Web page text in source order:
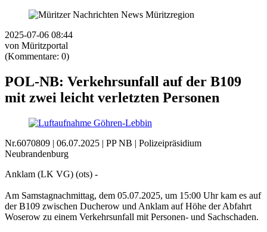
2025-07-06 08:44
von Müritzportal
(Kommentare: 0)
POL-NB: Verkehrsunfall auf der B109
mit zwei leicht verletzten Personen
Nr.6070809 | 06.07.2025 | PP NB | Polizeipräsidium
Neubrandenburg
Anklam (LK VG) (ots) -
Am Samstagnachmittag, dem 05.07.2025, um 15:00 Uhr kam es auf
der B109 zwischen Ducherow und Anklam auf Höhe der Abfahrt
Woserow zu einem Verkehrsunfall mit Personen- und Sachschaden.